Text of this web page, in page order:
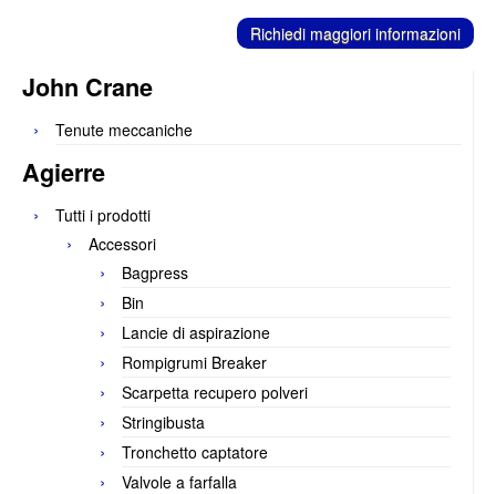
Richiedi maggiori informazioni
John Crane
Tenute meccaniche
Agierre
Tutti i prodotti
Accessori
Bagpress
Bin
Lancie di aspirazione
Rompigrumi Breaker
Scarpetta recupero polveri
Stringibusta
Tronchetto captatore
Valvole a farfalla